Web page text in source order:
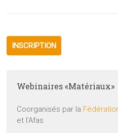
INSCRIPTION
Webinaires «Matériaux»
Coorganisés par la
et l’Afas